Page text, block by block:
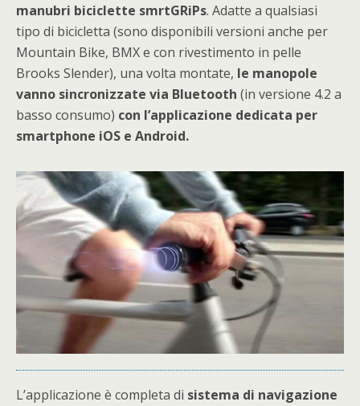
manubri biciclette smrtGRiPs. Adatte a qualsiasi
tipo di bicicletta (sono disponibili versioni anche per
Mountain Bike, BMX e con rivestimento in pelle
Brooks Slender), una volta montate, le manopole
vanno sincronizzate via Bluetooth (in versione 4.2 a
basso consumo) con l’applicazione dedicata per
smartphone iOS e Android.
L’applicazione è completa di sistema di navigazione